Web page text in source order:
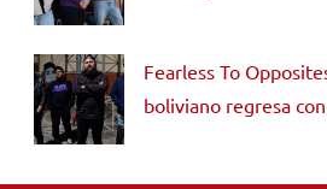
Fearless To
boliviano regresa